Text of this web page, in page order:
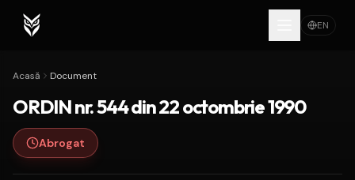
EN
Acasă Document
ORDIN nr. 544 din 22 octombrie 1990
Abrogat